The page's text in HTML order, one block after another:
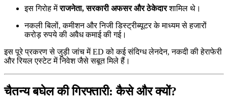
इस गिरोह मेंराजनेता, सरकारी अफसर और ठेकेदारशामिल थे।
नकली बिलों, कमीशन और निजी डिस्ट्रीब्यूटर के माध्यम से हजारों
करोड़ रुपये की अवैध कमाई की गई।
इस पूरे प्रकरण से जुड़ी जांच में ED को कई संदिग्ध लेनदेन, नकदी की हेराफेरी
और रियल एस्टेट में निवेश जैसे सबूत मिले हैं।
चैतन्य बघेल की गिरफ्तारी: कैसे और क्यों?